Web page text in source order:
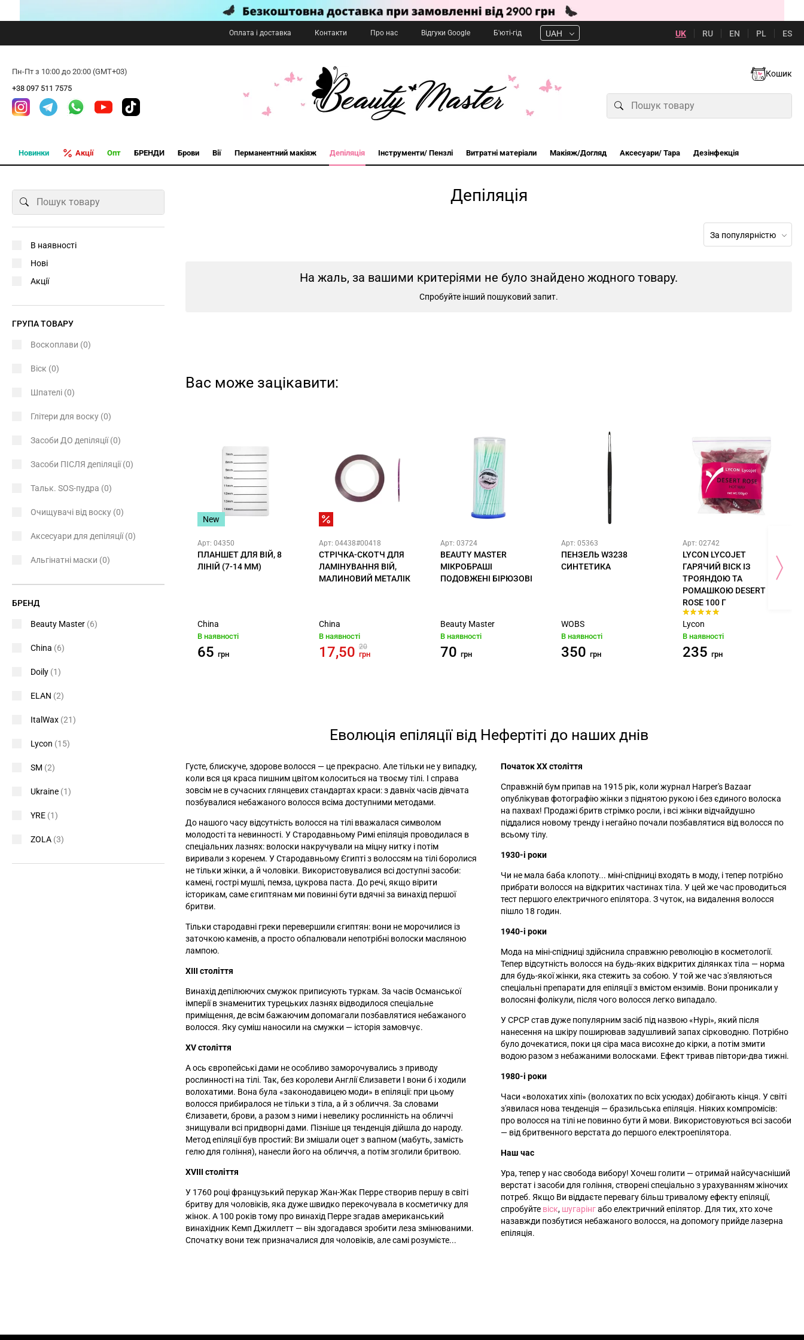
Оплата і доставка Контакти Про нас Відгуки Google Б'юті-гід UAH UK RU EN PL ES
Пн-Пт з 10:00 до 20:00 (GMT+03)
+38 097 511 7575
Кошик
Новинки Акції Опт БРЕНДИ Брови Вії Перманентний макіяж Депіляція Інструменти/ Пензлі Витратні матеріали Макіяж/Догляд Аксесуари/ Тара Дезінфекція
Депіляція
За популярністю
На жаль, за вашими критеріями не було знайдено жодного товару.
Спробуйте інший пошуковий запит.
Вас може зацікавити:
New
Арт: 04350
ПЛАНШЕТ ДЛЯ ВІЙ, 8
ЛІНІЙ (7-14 ММ)
China
В наявності
65 грн
Арт: 04438#00418
СТРІЧКА-СКОТЧ ДЛЯ
ЛАМІНУВАННЯ ВІЙ,
МАЛИНОВИЙ МЕТАЛІК
China
В наявності
17,50 20
грн
Арт: 03724
BEAUTY MASTER
МІКРОБРАШІ
ПОДОВЖЕНІ БІРЮЗОВІ
Beauty Master
В наявності
70 грн
Арт: 05363
ПЕНЗЕЛЬ W3238
СИНТЕТИКА
WOBS
В наявності
350 грн
Арт: 02742
LYCON LYCOJET
ГАРЯЧИЙ ВІСК ІЗ
ТРОЯНДОЮ ТА
РОМАШКОЮ DESERT
ROSE 100 Г
Lycon
В наявності
235 грн
Еволюція епіляції від Нефертіті до наших днів
Густе, блискуче, здорове волосся — це прекрасно. Але тільки не у випадку,
коли вся ця краса пишним цвітом колоситься на твоєму тілі. І справа
зовсім не в сучасних глянцевих стандартах краси: з давніх часів дівчата
позбувалися небажаного волосся всіма доступними методами.
До нашого часу відсутність волосся на тілі вважалася символом
молодості та невинності. У Стародавньому Римі епіляція проводилася в
спеціальних лазнях: волоски накручували на міцну нитку і потім
виривали з коренем. У Стародавньому Єгипті з волоссям на тілі боролися
не тільки жінки, а й чоловіки. Використовувалися всі доступні засоби:
камені, гострі мушлі, пемза, цукрова паста. До речі, якщо вірити
історикам, саме єгиптянам ми повинні бути вдячні за винахід першої
бритви.
Тільки стародавні греки перевершили єгиптян: вони не морочилися із
заточкою каменів, а просто обпалювали непотрібні волоски масляною
лампою.
XIII століття
Винахід депілюючих смужок приписують туркам. За часів Османської
імперії в знаменитих турецьких лазнях відводилося спеціальне
приміщення, де всім бажаючим допомагали позбавлятися небажаного
волосся. Яку суміш наносили на смужки — історія замовчує.
XV століття
А ось європейські дами не особливо заморочувались з приводу
рослинності на тілі. Так, без королеви Англії Єлизавети I вони б і ходили
волохатими. Вона була «законодавицею моди» в епіляції: при цьому
волосся прибиралося не тільки з тіла, а й з обличчя. За словами
Єлизавети, брови, а разом з ними і невелику рослинність на обличчі
знищували всі придворні дами. Пізніше ця тенденція дійшла до народу.
Метод епіляції був простий: Ви змішали оцет з вапном (мабуть, замість
гелю для гоління), нанесли його на обличчя, а потім зголили бритвою.
XVIII століття
У 1760 році французький перукар Жан-Жак Перре створив першу в світі
бритву для чоловіків, яка дуже швидко перекочувала в косметичку для
жінок. А 100 років тому про винахід Перре згадав американський
винахідник Кемп Джиллетт — він здогадався зробити леза змінюваними.
Спочатку вони теж призначалися для чоловіків, але самі розумієте...
Початок XX століття
Справжній бум припав на 1915 рік, коли журнал Harper's Bazaar
опублікував фотографію жінки з піднятою рукою і без єдиного волоска
на пахвах! Продажі бритв стрімко росли, і всі жінки відчайдушно
піддалися новому тренду і негайно почали позбавлятися від волосся по
всьому тілу.
1930-і роки
Чи не мала баба клопоту... міні-спідниці входять в моду, і тепер потрібно
прибрати волосся на відкритих частинах тіла. У цей же час проводиться
тест першого електричного епілятора. З чуток, на видалення волосся
пішло 18 годин.
1940-і роки
Мода на міні-спідниці здійснила справжню революцію в косметології.
Тепер відсутність волосся на будь-яких відкритих ділянках тіла — норма
для будь-якої жінки, яка стежить за собою. У той же час з'являються
спеціальні препарати для епіляції з вмістом ензимів. Вони проникали у
волосяні фолікули, після чого волосся легко випадало.
У СРСР став дуже популярним засіб під назвою «Нурі»‎, який після
нанесення на шкіру поширював задушливий запах сірководню. Потрібно
було дочекатися, поки ця сіра маса висохне до кірки, а потім змити
водою разом з небажаними волосками. Ефект тривав півтори-два тижні.
1980-і роки
Часи «волохатих хіпі»‎ (волохатих по всіх усюдах) добігають кінця. У світі
з'явилася нова тенденція — бразильська епіляція. Ніяких компромісів:
про волосся на тілі не повинно бути й мови. Використовуються всі засоби
— від бритвенного верстата до першого електроепілятора.
Наш час
Ура, тепер у нас свобода вибору! Хочеш голити — отримай найсучасніший
верстат і засоби для гоління, створені спеціально з урахуванням жіночих
потреб. Якщо Ви віддаєте перевагу більш тривалому ефекту епіляції,
спробуйте віск, шугарінгабо електричний епілятор. Для тих, хто хоче
назавжди позбутися небажаного волосся, на допомогу прийде лазерна
епіляція.
В наявності
Нові
Акції
ГРУПА ТОВАРУ
Воскоплави (0)
Віск (0)
Шпателі (0)
Глітери для воску (0)
Засоби ДО депіляції(0)
Засоби ПІСЛЯ депіляції(0)
Тальк. SOS-пудра (0)
Очищувачі від воску (0)
Аксесуари для депіляції(0)
Альгінатні маски (0)
БРЕНД
Beauty Master (6)
China (6)
Doily (1)
ELAN (2)
ItalWax (21)
Lycon (15)
SM (2)
Ukraine (1)
YRE (1)
ZOLA (3)